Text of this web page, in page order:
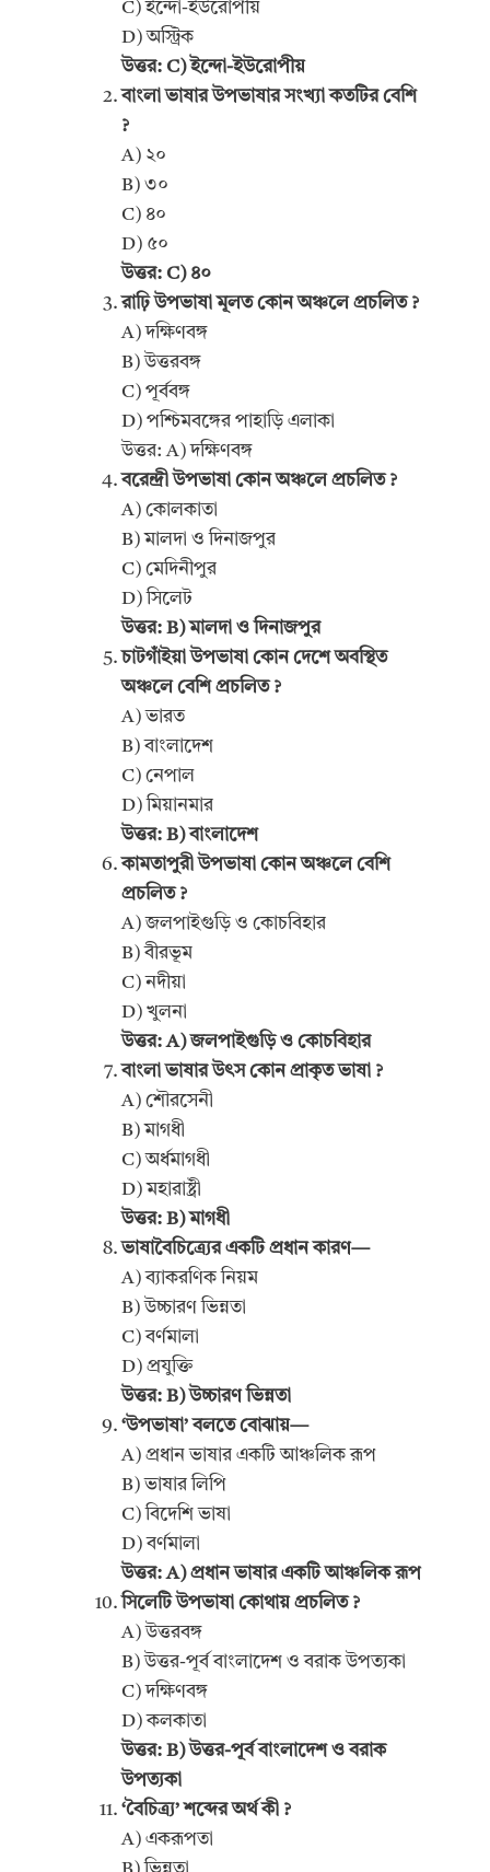
C) ইন্দো-ইউরোপীয়
D) অস্ট্রিক
উত্তর: C) ইন্দো-ইউরোপীয়
বাংলা ভাষার উপভাষার সংখ্যা কতটির বেশি
?
A) ২০
B) ৩০
C) ৪০
D) ৫০
উত্তর: C) ৪০
রাঢ়ি উপভাষা মূলত কোন অঞ্চলে প্রচলিত ?
A) দক্ষিণবঙ্গ
B) উত্তরবঙ্গ
C) পূর্ববঙ্গ
D) পশ্চিমবঙ্গের পাহাড়ি এলাকা
উত্তর: A) দক্ষিণবঙ্গ
বরেন্দ্রী উপভাষা কোন অঞ্চলে প্রচলিত ?
A) কোলকাতা
B) মালদা ও দিনাজপুর
C) মেদিনীপুর
D) সিলেট
উত্তর: B) মালদা ও দিনাজপুর
চাটগাঁইয়া উপভাষা কোন দেশে অবস্থিত
অঞ্চলে বেশি প্রচলিত ?
A) ভারত
B) বাংলাদেশ
C) নেপাল
D) মিয়ানমার
উত্তর: B) বাংলাদেশ
কামতাপুরী উপভাষা কোন অঞ্চলে বেশি
প্রচলিত ?
A) জলপাইগুড়ি ও কোচবিহার
B) বীরভূম
C) নদীয়া
D) খুলনা
উত্তর: A) জলপাইগুড়ি ও কোচবিহার
বাংলা ভাষার উৎস কোন প্রাকৃত ভাষা ?
A) শৌরসেনী
B) মাগধী
C) অর্ধমাগধী
D) মহারাষ্ট্রী
উত্তর: B) মাগধী
ভাষাবৈচিত্র্যের একটি প্রধান কারণ—
A) ব্যাকরণিক নিয়ম
B) উচ্চারণ ভিন্নতা
C) বর্ণমালা
D) প্রযুক্তি
উত্তর: B) উচ্চারণ ভিন্নতা
‘উপভাষা’ বলতে বোঝায়—
A) প্রধান ভাষার একটি আঞ্চলিক রূপ
B) ভাষার লিপি
C) বিদেশি ভাষা
D) বর্ণমালা
উত্তর: A) প্রধান ভাষার একটি আঞ্চলিক রূপ
সিলেটি উপভাষা কোথায় প্রচলিত ?
A) উত্তরবঙ্গ
B) উত্তর-পূর্ব বাংলাদেশ ও বরাক উপত্যকা
C) দক্ষিণবঙ্গ
D) কলকাতা
উত্তর: B) উত্তর-পূর্ব বাংলাদেশ ও বরাক
উপত্যকা
‘বৈচিত্র্য’ শব্দের অর্থ কী ?
A) একরূপতা